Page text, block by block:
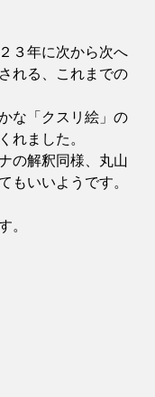
３年に次から次へ
れる、これまでの
な「クスリ絵」の
れました。
の解釈同様、丸山
もいいようです。
。